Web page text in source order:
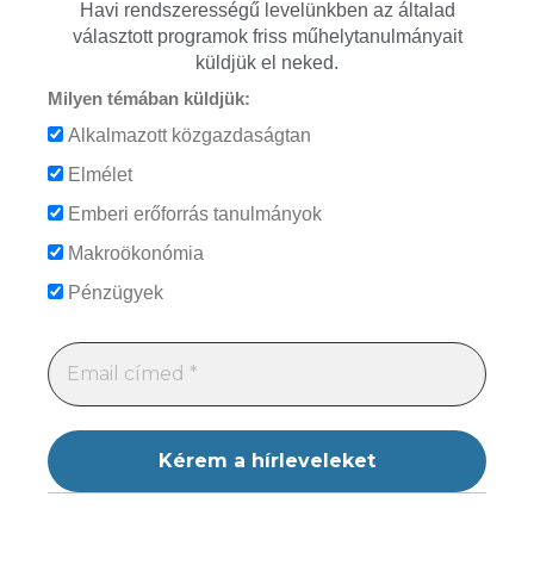
Havi rendszerességű levelünkben az általad
választott programok friss műhelytanulmányait
küldjük el neked.
Milyen témában küldjük:
Alkalmazott közgazdaságtan
Elmélet
Emberi erőforrás tanulmányok
Makroökonómia
Pénzügyek